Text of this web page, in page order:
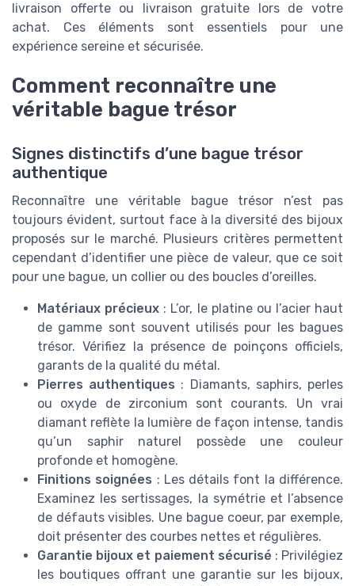
livraison offerte ou livraison gratuite lors de votre
achat. Ces éléments sont essentiels pour une
expérience sereine et sécurisée.
Comment reconnaître une
véritable bague trésor
Signes distinctifs d’une bague trésor
authentique
Reconnaître une véritable bague trésor n’est pas
toujours évident, surtout face à la diversité des bijoux
proposés sur le marché. Plusieurs critères permettent
cependant d’identifier une pièce de valeur, que ce soit
pour une bague, un collier ou des boucles d’oreilles.
Matériaux précieux : L’or, le platine ou l’acier haut
de gamme sont souvent utilisés pour les bagues
trésor. Vérifiez la présence de poinçons officiels,
garants de la qualité du métal.
Pierres authentiques : Diamants, saphirs, perles
ou oxyde de zirconium sont courants. Un vrai
diamant reflète la lumière de façon intense, tandis
qu’un saphir naturel possède une couleur
profonde et homogène.
Finitions soignées : Les détails font la différence.
Examinez les sertissages, la symétrie et l’absence
de défauts visibles. Une bague coeur, par exemple,
doit présenter des courbes nettes et régulières.
Garantie bijoux et paiement sécurisé : Privilégiez
les boutiques offrant une garantie sur les bijoux,